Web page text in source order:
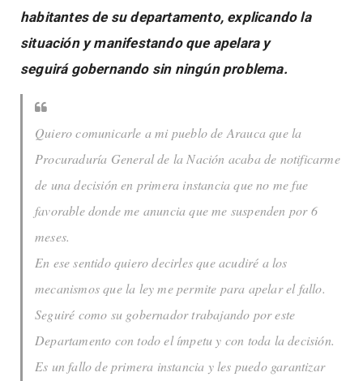
habitantes de su departamento, explicando la
situación y manifestando que apelara y
seguirá gobernando sin ningún problema.
Quiero comunicarle a mi pueblo de Arauca que la
Procuraduría General de la Nación acaba de notificarme
de una decisión en primera instancia que no me fue
favorable donde me anuncia que me suspenden por 6
meses.
En ese sentido quiero decirles que acudiré a los
mecanismos que la ley me permite para apelar el fallo.
Seguiré como su gobernador trabajando por este
Departamento con todo el ímpetu y con toda la decisión.
Es un fallo de primera instancia y les puedo garantizar